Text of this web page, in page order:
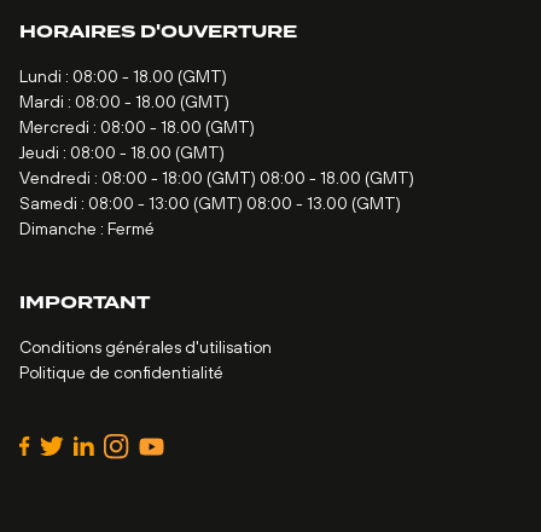
HORAIRES D'OUVERTURE
Lundi : 08:00 - 18.00 (GMT)
Mardi : 08:00 - 18.00 (GMT)
Mercredi : 08:00 - 18.00 (GMT)
Jeudi : 08:00 - 18.00 (GMT)
Vendredi : 08:00 - 18:00 (GMT) 08:00 - 18.00 (GMT)
Samedi : 08:00 - 13:00 (GMT) 08:00 - 13.00 (GMT)
Dimanche : Fermé
IMPORTANT
Conditions générales d'utilisation
Politique de confidentialité